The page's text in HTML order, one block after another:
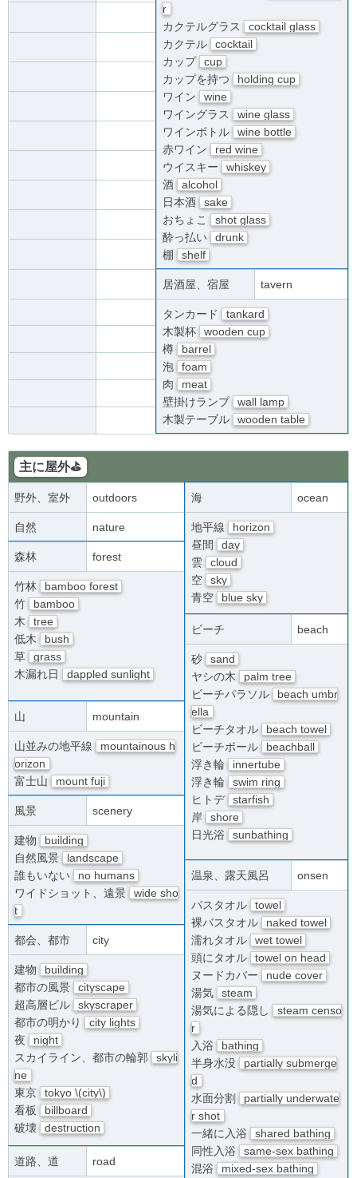
r
カクテルグラス
cocktail glass
カクテル
cocktail
カップ cup
カップを持つ
holding cup
ワイン
wine
ワイングラス
wine glass
ワインボトル
wine bottle
赤ワイン
red wine
ウイスキー
whiskey
酒
alcohol
日本酒
sake
おちょこ
shot glass
酔っ払い
drunk
棚
shelf
居酒屋、宿屋 tavern
タンカード
tankard
木製杯
wooden cup
樽
barrel
泡
foam
肉
meat
壁掛けランプ wall lamp
木製テーブル
wooden table
主に屋外⛳
野外、室外 outdoors 海 ocean
自然 nature 地平線
horizon
昼間
day
雲
cloud
空
sky
青空
blue sky
森林 forest
竹林
bamboo forest
竹
bamboo
木
tree
低木
bush
草
grass
木漏れ日
dappled sunlight
ビーチ beach
砂
sand
ヤシの木
palm tree
ビーチパラソル
beach umbr
ella
ビーチタオル
beach towel
ビーチボール
beachball
浮き輪
innertube
浮き輪
swim ring
ヒトデ starfish
岸
shore
日光浴
sunbathing
山 mountain
山並みの地平線
mountainous h
orizon
富士山
mount fuji
風景 scenery
建物
building
自然風景
landscape
誰もいない
no humans
ワイドショット、遠景
wide sho
t
温泉、露天風呂 onsen
バスタオル
towel
裸バスタオル
naked towel
濡れタオル
wet towel
頭にタオル
towel on head
ヌードカバー
nude cover
湯気
steam
湯気による隠し
steam censo
r
入浴
bathing
半身水没
partially submerge
d
水面分割
partially underwate
r shot
一緒に入浴
shared bathing
同性入浴
same-sex bathing
混浴
mixed-sex bathing
都会、都市 city
建物
building
都市の風景
cityscape
超高層ビル
skyscraper
都市の明かり
city lights
夜
night
スカイライン、都市の輪郭
skyli
ne
東京
tokyo \(city\)
看板
billboard
破壊
destruction
道路、道 road